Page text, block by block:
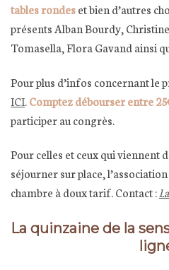
tables rondeset bien d’autres
présents Alban Bourdy,
Tomasella, Flora Gavand ainsi
Pour plus d’infos concernant le
ICI.Comptez débourser entre
participer au congrès.
Pour celles et ceux qui viennent
séjourner sur place,
chambre à doux tarif. Contact :
La quinzaine de la